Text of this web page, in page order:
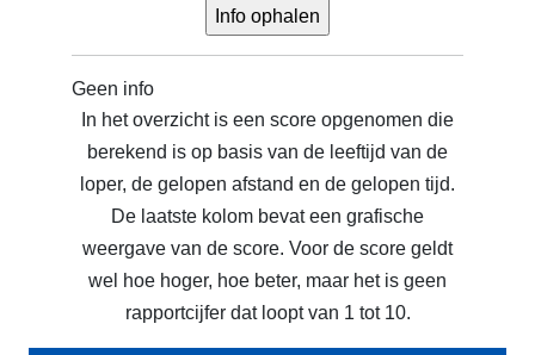
Geen info
In het overzicht is een score opgenomen die
berekend is op basis van de leeftijd van de
loper, de gelopen afstand en de gelopen tijd.
De laatste kolom bevat een grafische
weergave van de score. Voor de score geldt
wel hoe hoger, hoe beter, maar het is geen
rapportcijfer dat loopt van 1 tot 10.